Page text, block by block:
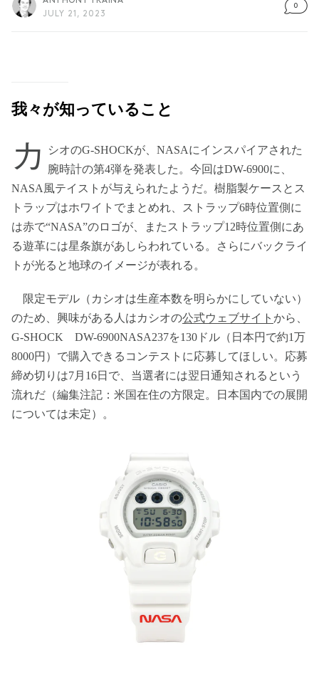
JULY 21, 2023
0
我々が知っていること
カ
シオのG-SHOCKが、NASAにインスパイアされた
腕時計の第4弾を発表した。今回はDW-6900に、
NASA風テイストが与えられたようだ。樹脂製ケースとス
トラップはホワイトでまとめれ、ストラップ6時位置側に
は赤で“NASA”のロゴが、またストラップ12時位置側にあ
る遊革には星条旗があしらわれている。さらにバックライ
トが光ると地球のイメージが表れる。
限定モデル（カシオは生産本数を明らかにしていない）
のため、興味がある人はカシオの公式ウェブサイト から、
G-SHOCK DW-6900NASA237を130ドル（日本円で約1万
8000円）で購入できるコンテストに応募してほしい。応募
締め切りは7月16日で、当選者には翌日通知されるという
流れだ（編集注記：米国在住の方限定。日本国内での展開
については未定）。